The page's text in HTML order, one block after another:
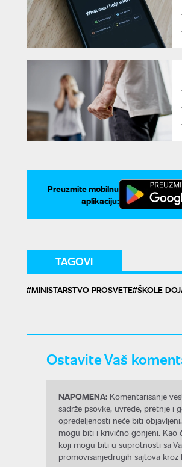
Preuzmite mobilnu
aplikaciju:
TAGOVI
MINISTARSTVO PROSVETE ŠKOLE
Ostavite Vaš
NAPOMENA: Komentarisanje
sadrže psovke, uvrede, pretnje i
opredeljenosti neće biti
mogu biti i krivično gonjeni.
koji mogu biti u suprotnosti sa
promovisanjedrugih sajtova kroz